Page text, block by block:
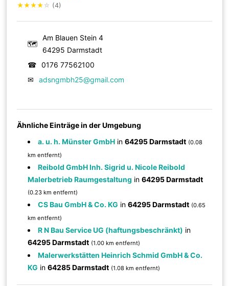
★★★★ ☆ (4)
🗺
Am Blauen Stein 4
64295 Darmstadt
☎
0176 77562100
✉
adsngmbh25@gmail.com
Ähnliche Einträge in der Umgebung
a. u. h. Münster GmbH in64295 Darmstadt (0.08
km entfernt)
Reibold GmbH Inh. Sigrid u. Nicole Reibold
Malerbetrieb Raumgestaltung in64295 Darmstadt
(0.23 km entfernt)
CS Bau GmbH & Co. KG in64295 Darmstadt (0.65
km entfernt)
R N Bau Service UG (haftungsbeschränkt) in
64295 Darmstadt (1.00 km entfernt)
Malerwerkstätten Heinrich Schmid GmbH & Co.
KG in64285 Darmstadt (1.08 km entfernt)